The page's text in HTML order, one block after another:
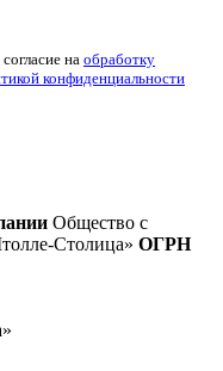
на обработку
конфиденциальности
Общество с
Столица» ОГРН